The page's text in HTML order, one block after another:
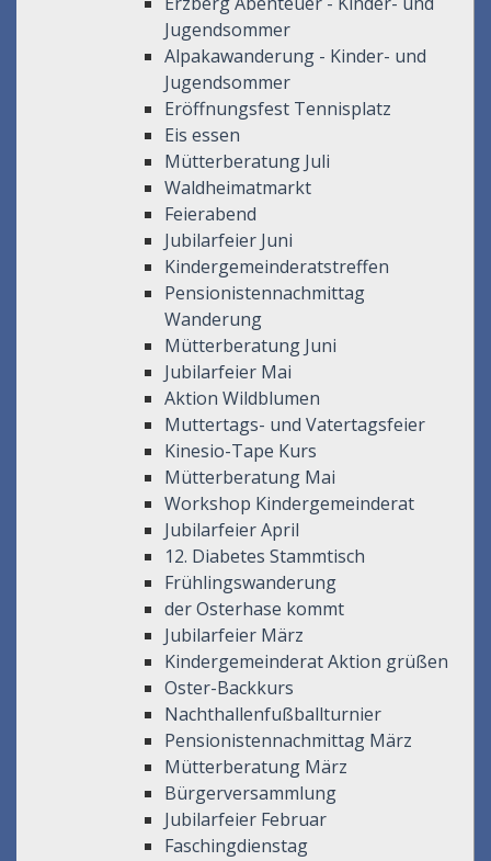
Jugendsommer
Alpakawanderung - Kinder- und
Jugendsommer
Eröffnungsfest Tennisplatz
Eis essen
Mütterberatung Juli
Waldheimatmarkt
Feierabend
Jubilarfeier Juni
Kindergemeinderatstreffen
Pensionistennachmittag
Wanderung
Mütterberatung Juni
Jubilarfeier Mai
Aktion Wildblumen
Muttertags- und Vatertagsfeier
Kinesio-Tape Kurs
Mütterberatung Mai
Workshop Kindergemeinderat
Jubilarfeier April
12. Diabetes Stammtisch
Frühlingswanderung
der Osterhase kommt
Jubilarfeier März
Kindergemeinderat Aktion grüßen
Oster-Backkurs
Nachthallenfußballturnier
Pensionistennachmittag März
Mütterberatung März
Bürgerversammlung
Jubilarfeier Februar
Faschingdienstag